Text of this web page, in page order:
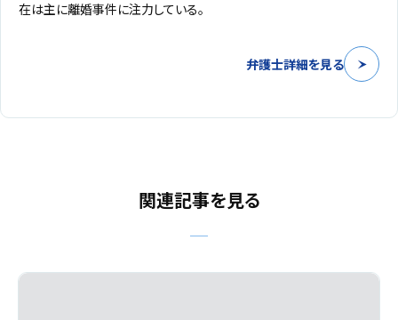
在は主に離婚事件に注力している。
弁護士詳細を見る
関連記事を見る